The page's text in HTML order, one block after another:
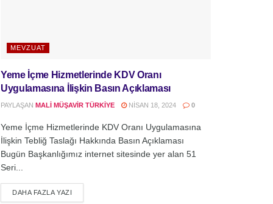
MEVZUAT
Yeme İçme Hizmetlerinde KDV Oranı
Uygulamasına İlişkin Basın Açıklaması
PAYLAŞAN MALI MÜŞAVIR TÜRKIYE NISAN 18, 2024 0
Yeme İçme Hizmetlerinde KDV Oranı Uygulamasına
İlişkin Tebliğ Taslağı Hakkında Basın Açıklaması
Bugün Başkanlığımız internet sitesinde yer alan 51
Seri...
DAHA FAZLA YAZI